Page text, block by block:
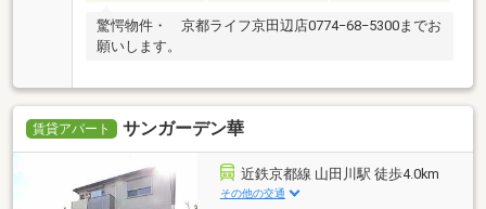
驚愕物件・ 京都ライフ京田辺店0774−68−5300までお
願いします。
賃貸アパート サンガーデン華
近鉄京都線 山田川駅 徒歩4.0km
その他の交通